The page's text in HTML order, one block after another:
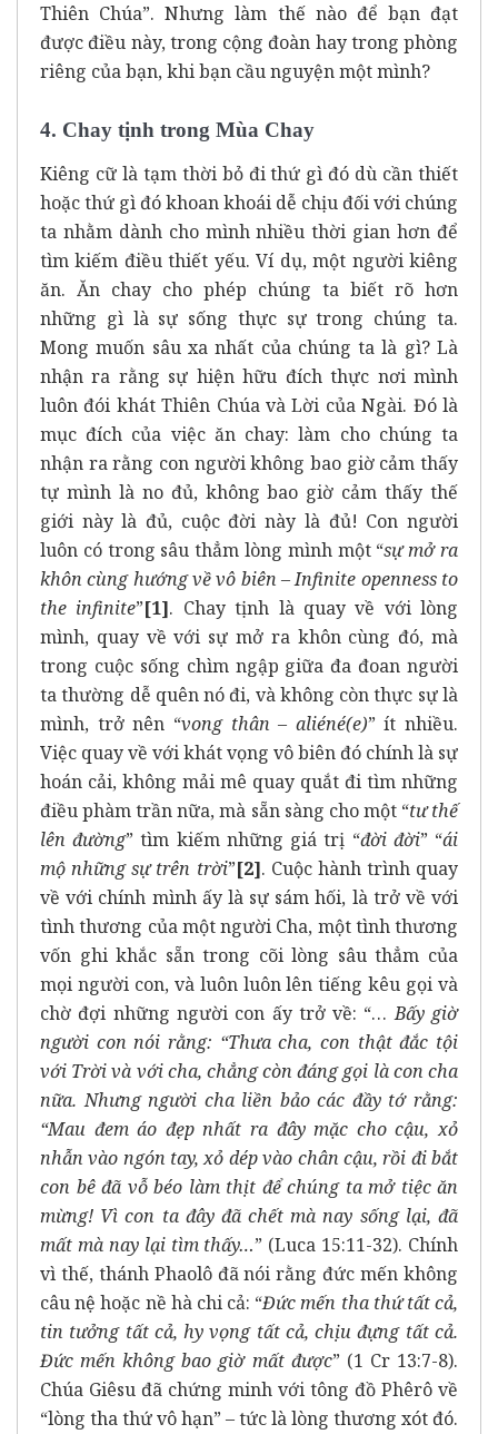
Thiên Chúa”. Nhưng làm thế nào để bạn đạt
được điều này, trong cộng đoàn hay trong phòng
riêng của bạn, khi bạn cầu nguyện một mình?
4. Chay tịnh trong Mùa Chay
Kiêng cữ là tạm thời bỏ đi thứ gì đó dù cần thiết
hoặc thứ gì đó khoan khoái dễ chịu đối với chúng
ta nhằm dành cho mình nhiều thời gian hơn để
tìm kiếm điều thiết yếu. Ví dụ, một người kiêng
ăn. Ăn chay cho phép chúng ta biết rõ hơn
những gì là sự sống thực sự trong chúng ta.
Mong muốn sâu xa nhất của chúng ta là gì? Là
nhận ra rằng sự hiện hữu đích thực nơi mình
luôn đói khát Thiên Chúa và Lời của Ngài. Đó là
mục đích của việc ăn chay: làm cho chúng ta
nhận ra rằng con người không bao giờ cảm thấy
tự mình là no đủ, không bao giờ cảm thấy thế
giới này là đủ, cuộc đời này là đủ! Con người
luôn có trong sâu thẳm lòng mình một “sự mở ra
khôn cùng hướng về vô biên – Infinite openness to
the infinite”[1]. Chay tịnh là quay về với lòng
mình, quay về với sự mở ra khôn cùng đó, mà
trong cuộc sống chìm ngập giữa đa đoan người
ta thường dễ quên nó đi, và không còn thực sự là
mình, trở nên “vong thân – aliéné(e)” ít nhiều.
Việc quay về với khát vọng vô biên đó chính là sự
hoán cải, không mải mê quay quắt đi tìm những
điều phàm trần nữa, mà sẵn sàng cho một “tư thế
lên đường” tìm kiếm những giá trị “đời đời” “ái
mộ những sự trên trời”[2]. Cuộc hành trình quay
về với chính mình ấy là sự sám hối, là trở về với
tình thương của một người Cha, một tình thương
vốn ghi khắc sẵn trong cõi lòng sâu thẳm của
mọi người con, và luôn luôn lên tiếng kêu gọi và
chờ đợi những người con ấy trở về: “…Bấy giờ
người con nói rằng: “Thưa cha, con thật đắc tội
với Trời và với cha, chẳng còn đáng gọi là con cha
nữa. Nhưng người cha liền bảo các đầy tớ rằng:
“Mau đem áo đẹp nhất ra đây mặc cho cậu, xỏ
nhẫn vào ngón tay, xỏ dép vào chân cậu, rồi đi bắt
con bê đã vỗ béo làm thịt để chúng ta mở tiệc ăn
mừng! Vì con ta đây đã chết mà nay sống lại, đã
mất mà nay lại tìm thấy…” (Luca 15:11-32). Chính
vì thế, thánh Phaolô đã nói rằng đức mến không
câu nệ hoặc nề hà chi cả: “Đức mến tha thứ tất cả,
tin tưởng tất cả, hy vọng tất cả, chịu đựng tất cả.
Đức mến không bao giờ mất được” (1 Cr 13:7-8).
Chúa Giêsu đã chứng minh với tông đồ Phêrô về
“lòng tha thứ vô hạn” – tức là lòng thương xót đó.